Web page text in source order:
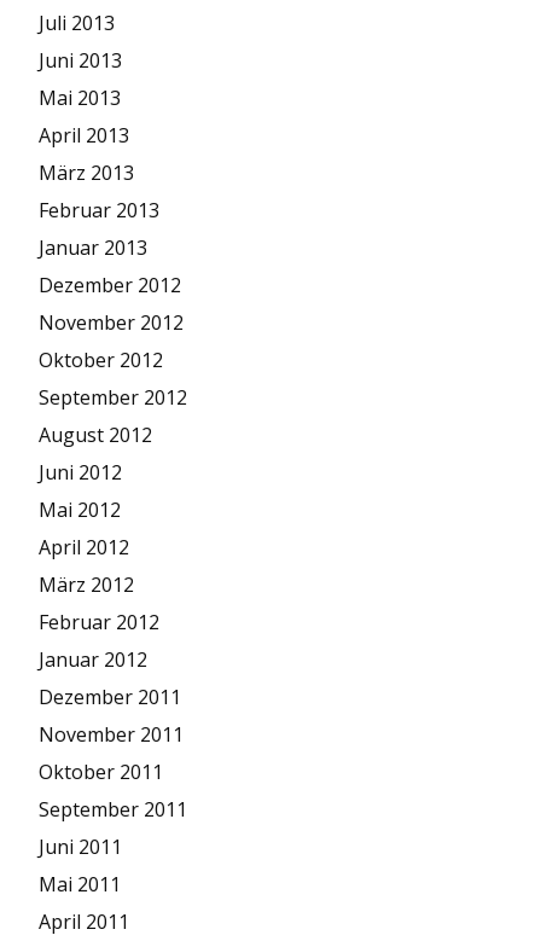
Juli 2013
Juni 2013
Mai 2013
April 2013
März 2013
Februar 2013
Januar 2013
Dezember 2012
November 2012
Oktober 2012
September 2012
August 2012
Juni 2012
Mai 2012
April 2012
März 2012
Februar 2012
Januar 2012
Dezember 2011
November 2011
Oktober 2011
September 2011
Juni 2011
Mai 2011
April 2011